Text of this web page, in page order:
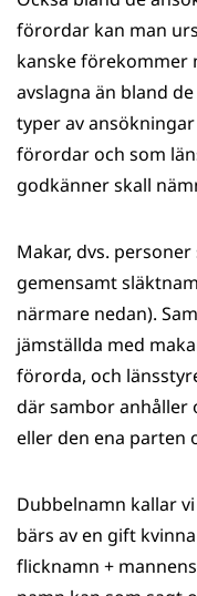
förordar kan man
kanske förekommer
avslagna än bland
typer av
förordar och som
godkänner skall
Makar, dvs.
gemensamt
närmare nedan).
jämställda med
förorda, och
där sambor anhåller
eller den ena parten
Dubbelnamn kallar
bärs av en gift
flicknamn +